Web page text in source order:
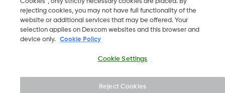
FR
Changer de région
rejecting cookies, you may not have full functionality of the
website or additional services that may be offered. Your
selection applies on Dexcom websites and this browser and
device only.
Cookie Policy
Cookie Settings
Reject Cookies